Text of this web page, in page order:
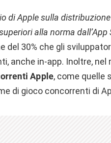
di Apple sulla
alla norma
30% che gli
anche in-app. Inoltre, nel
Apple, come quelle
di gioco concorrenti di